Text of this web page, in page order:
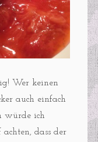
Wer keinen
auch einfach
würde ich
dass der